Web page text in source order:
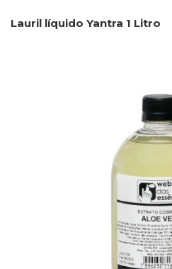
Lauril líquido Yantra 1 Litro